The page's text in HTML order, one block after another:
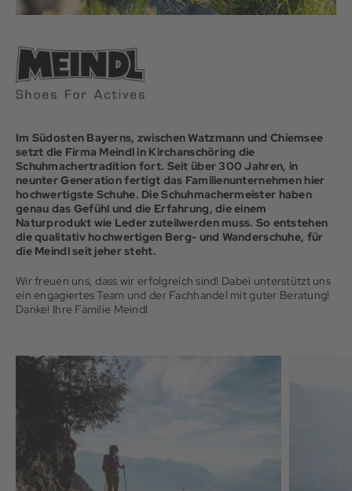
Im Südosten Bayerns, zwischen Watzmann und Chiemsee
setzt die Firma Meindl in Kirchanschöring die
Schuhmachertradition fort. Seit über 300 Jahren, in
neunter Generation fertigt das Familienunternehmen hier
hochwertigste Schuhe. Die Schuhmachermeister haben
genau das Gefühl und die Erfahrung, die einem
Naturprodukt wie Leder zuteilwerden muss. So entstehen
die qualitativ hochwertigen Berg- und Wanderschuhe, für
die Meindl seit jeher steht.
Wir freuen uns, dass wir erfolgreich sind! Dabei unterstützt uns
ein engagiertes Team und der Fachhandel mit guter Beratung!
Danke! Ihre Familie Meindl